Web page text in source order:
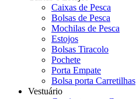
Caixas de Pesca
Bolsas de Pesca
Mochilas de Pesca
Estojos
Bolsas Tiracolo
Pochete
Porta Empate
Bolsa porta Carretilhas
Vestuário